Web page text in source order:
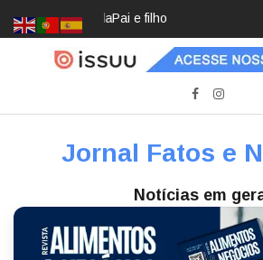
Pai e filho
Jornal Fatos e
Notícias em